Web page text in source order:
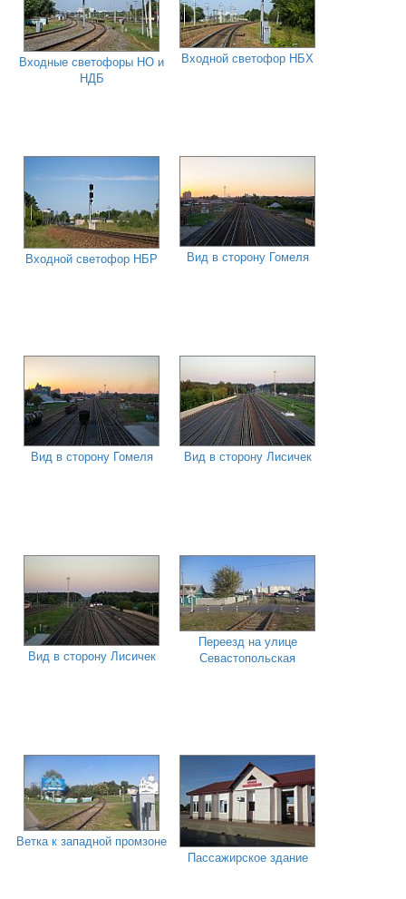
Входные светофоры НО и
НДБ
Входной светофор НБХ
Входной светофор НБР Вид в сторону Гомеля
Вид в сторону Гомеля Вид в сторону Лисичек
Вид в сторону Лисичек
Переезд на улице
Севастопольская
Ветка к западной промзоне
Пассажирское здание